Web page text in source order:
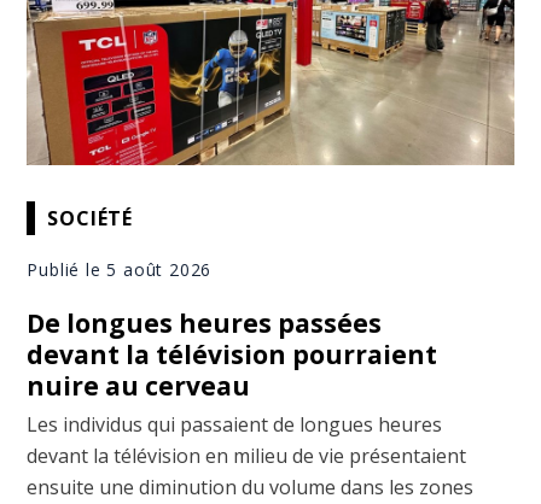
SOCIÉTÉ
Publié le 5 août 2026
De longues heures passées
devant la télévision pourraient
nuire au cerveau
Les individus qui passaient de longues heures
devant la télévision en milieu de vie présentaient
ensuite une diminution du volume dans les zones